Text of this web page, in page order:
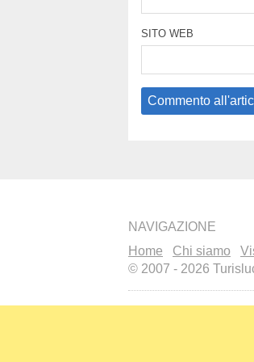
SITO WEB
NAVIGAZIONE
Home
Chi siamo
© 2007 - 2026